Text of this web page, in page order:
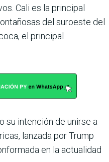
Cali es la principal
del suroeste del
el principal
su intención de unirse a
lanzada por Trump
en la actualidad